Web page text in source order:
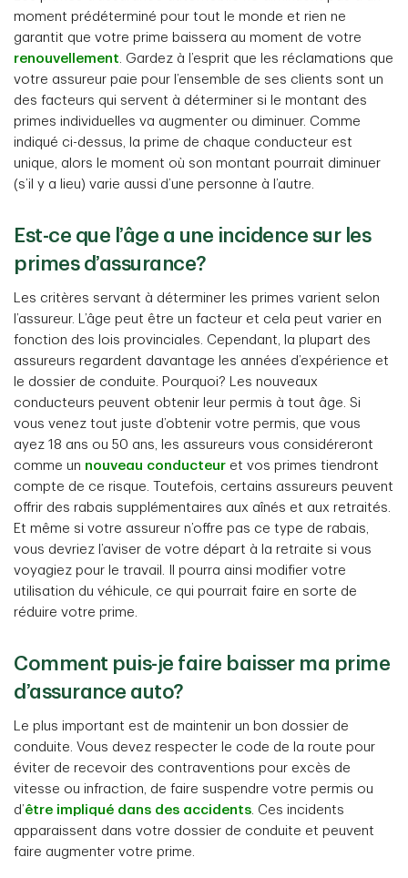
moment prédéterminé pour tout le monde et rien ne
garantit que votre prime baissera au moment de votre
renouvellement. Gardez à l’esprit que les réclamations que
votre assureur paie pour l’ensemble de ses clients sont un
des facteurs qui servent à déterminer si le montant des
primes individuelles va augmenter ou diminuer. Comme
indiqué ci-dessus, la prime de chaque conducteur est
unique, alors le moment où son montant pourrait diminuer
(s’il y a lieu) varie aussi d’une personne à l’autre.
Est-ce que l’âge a une incidence sur les
primes d’assurance?
Les critères servant à déterminer les primes varient selon
l’assureur. L’âge peut être un facteur et cela peut varier en
fonction des lois provinciales. Cependant, la plupart des
assureurs regardent davantage les années d’expérience et
le dossier de conduite. Pourquoi? Les nouveaux
conducteurs peuvent obtenir leur permis à tout âge. Si
vous venez tout juste d’obtenir votre permis, que vous
ayez 18 ans ou 50 ans, les assureurs vous considéreront
comme un nouveau conducteur et vos primes tiendront
compte de ce risque. Toutefois, certains assureurs peuvent
offrir des rabais supplémentaires aux aînés et aux retraités.
Et même si votre assureur n’offre pas ce type de rabais,
vous devriez l’aviser de votre départ à la retraite si vous
voyagiez pour le travail. Il pourra ainsi modifier votre
utilisation du véhicule, ce qui pourrait faire en sorte de
réduire votre prime.
Comment puis-je faire baisser ma prime
d’assurance auto?
Le plus important est de maintenir un bon dossier de
conduite. Vous devez respecter le code de la route pour
éviter de recevoir des contraventions pour excès de
vitesse ou infraction, de faire suspendre votre permis ou
d’être impliqué dans des accidents. Ces incidents
apparaissent dans votre dossier de conduite et peuvent
faire augmenter votre prime.